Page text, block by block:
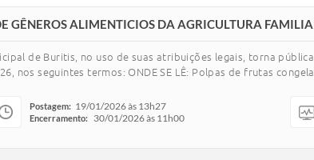
ALIMENTICIOS DA AGRICULTURA
de Buritis, no uso de suas atribuições legais, torna
nos seguintes termos: ONDE SE LÊ: Polpas de frutas
Postagem: 19/01/2026 às 13h27
Encerramento: 30/01/2026 às 11h00